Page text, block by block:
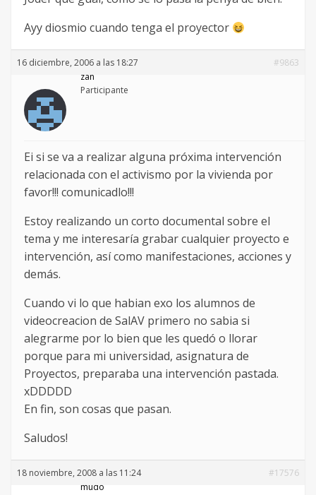
Ayy diosmio cuando tenga el proyector
16 diciembre, 2006 a las 18:27
#9863
zan
Participante
Ei si se va a realizar alguna próxima intervención
relacionada con el activismo por la vivienda por
favor!!! comunicadlo!!!
Estoy realizando un corto documental sobre el
tema y me interesaría grabar cualquier proyecto e
intervención, así como manifestaciones, acciones y
demás.
Cuando vi lo que habian exo los alumnos de
videocreacion de SalAV primero no sabia si
alegrarme por lo bien que les quedó o llorar
porque para mi universidad, asignatura de
Proyectos, preparaba una intervención pastada.
xDDDDD
En fin, son cosas que pasan.
Saludos!
18 noviembre, 2008 a las 11:24
#17576
mudo